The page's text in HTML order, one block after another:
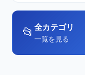
📂 全カテゴリ
一覧を見る